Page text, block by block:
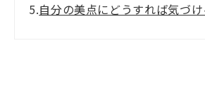
5.自分の美点にどうすれば気づ